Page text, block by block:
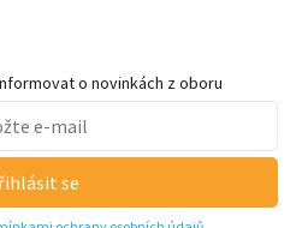
o novinkách z oboru
se